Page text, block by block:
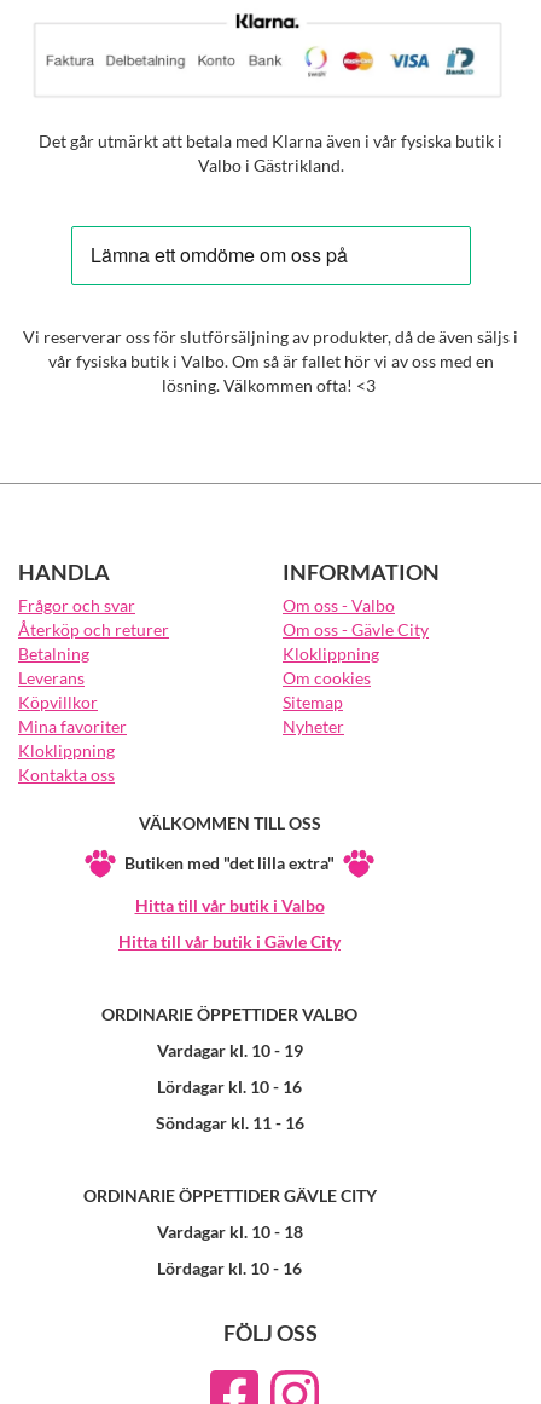
Det går utmärkt att betala med Klarna även i vår fysiska butik i
Valbo i Gästrikland.
Vi reserverar oss för slutförsäljning av produkter, då de även säljs i
vår fysiska butik i Valbo. Om så är fallet hör vi av oss med en
lösning. Välkommen ofta! <3
HANDLA
Frågor och svar
Återköp och returer
Betalning
Leverans
Köpvillkor
Mina favoriter
Kloklippning
Kontakta oss
INFORMATION
Om oss - Valbo
Om oss - Gävle City
Kloklippning
Om cookies
Sitemap
Nyheter
VÄLKOMMEN TILL OSS
Butiken med "det lilla extra"
Hitta till vår butik i Valbo
Hitta till vår butik i Gävle City
ORDINARIE ÖPPETTIDER VALBO
Vardagar kl. 10 - 19
Lördagar kl. 10 - 16
Söndagar kl. 11 - 16
ORDINARIE ÖPPETTIDER GÄVLE CITY
Vardagar kl. 10 - 18
Lördagar kl. 10 - 16
FÖLJ OSS